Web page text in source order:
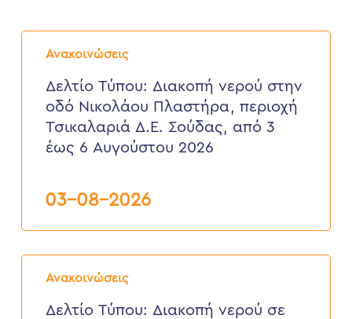
Ανακοινώσεις
Δελτίο
Τύπου:
νερού
στην
Νικολάου
Πλαστήρα,
περιοχή
Σούδας,
έως
2026
Δελτίο Τύπου: Διακοπή νερού στην
οδό Νικολάου Πλαστήρα, περιοχή
Τσικαλαριά Δ.Ε. Σούδας, από 3
έως 6 Αυγούστου 2026
03-08-2026
Ανακοινώσεις
Δελτίο
Τύπου:
νερούΔελτίο Τύπου: Διακοπή νερού σε